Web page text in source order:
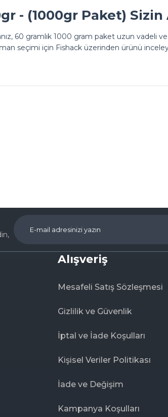
- (1000gr Paket) Sizin
60 gramlık 1000 gram paket uzun vadeli
seçimi için Fishack üzerinden ürünü
Alışveriş
Mesafeli Satış Sözleşmesi
Gizlilik ve Güvenlik
İptal ve İade Koşulları
Kişisel Veriler Politikası
İade ve Değişim
Kampanya Koşulları